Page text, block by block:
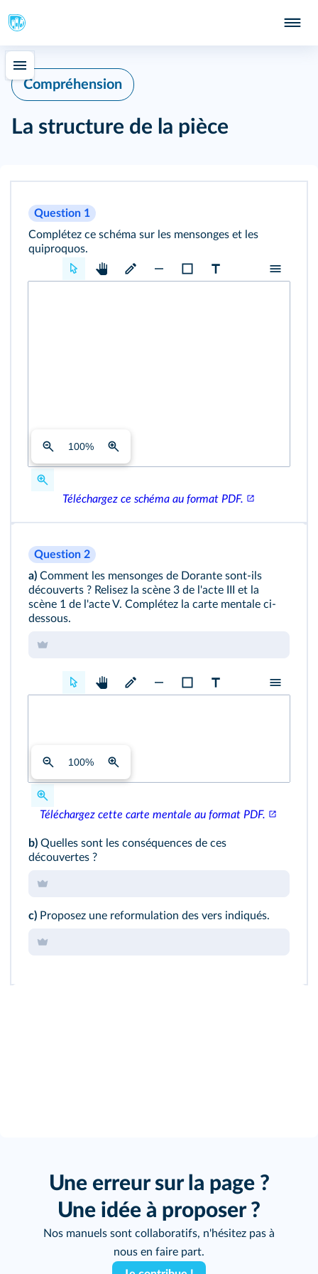
Compréhension
La structure de la pièce
Question 1
Complétez ce schéma sur les mensonges et les
quiproquos.
100%
Téléchargez ce schéma au format PDF.
Question 2
a) Comment les mensonges de Dorante sont-ils
découverts ? Relisez la scène 3 de l'acte III et la
scène 1 de l'acte V. Complétez la carte mentale ci-
dessous.
100%
Téléchargez cette carte mentale au format PDF.
b) Quelles sont les conséquences de ces
découvertes ?
c) Proposez une reformulation des vers indiqués.
Une erreur sur la page ?
Une idée à proposer ?
Nos manuels sont collaboratifs, n'hésitez pas à
nous en faire part.